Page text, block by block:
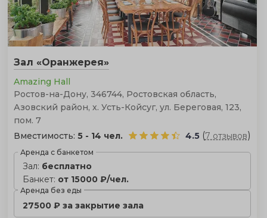
Зал «Оранжерея»
Amazing Hall
Ростов-на-Дону, 346744, Ростовская область,
Азовский район, х. Усть-Койсуг, ул. Береговая, 123,
пом. 7
Вместимость: 5 - 14 чел. 4.5 (7 отзывов)
Аренда с банкетом
Зал: бесплатно
Банкет: от 15000 ₽/чел.
Аренда без еды
27500 ₽ за закрытие зала